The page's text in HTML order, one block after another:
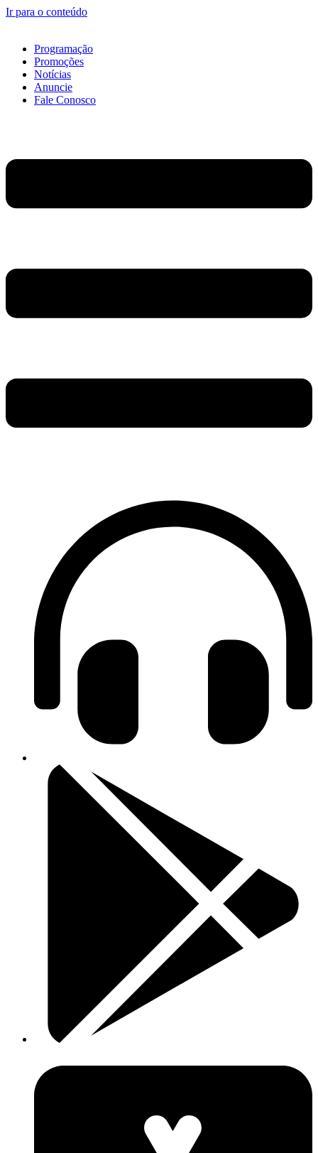
Ir para o conteúdo
Programação
Promoções
Notícias
Anuncie
Fale Conosco